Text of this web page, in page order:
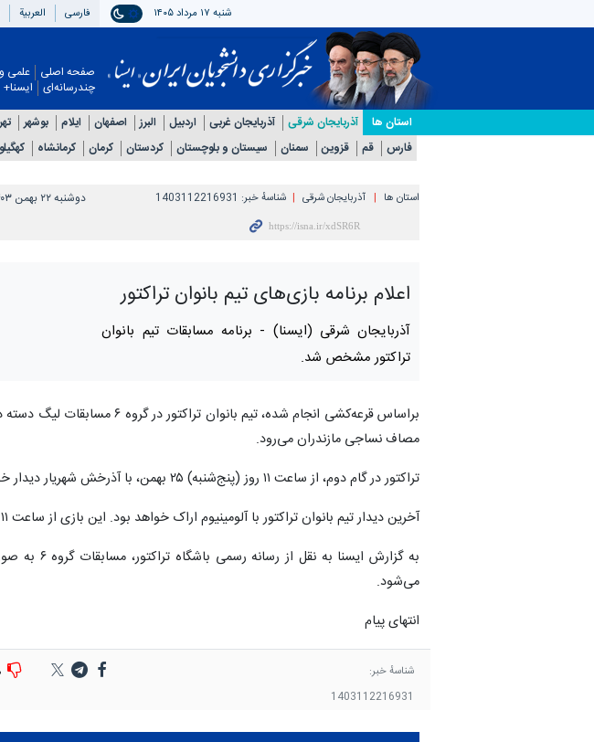
شنبه ۱۷ مرداد ۱۴۰۵ فارسی العربیة
صفحه اصلی علمی
استان ها آذربایجان شرقی آذربایجان غربی اردبیل البرز اصفهان ایلام بوشهر
فارس
قم قزوین سمنان سیستان و بلوچستان کردستان کرمان کرمانشاه
چندرسانه‌ای ایسنا+
استان ها آذربایجان شرقی شناسهٔ خبر: 1403112216931 دوشنبه ۲۲ بهمن ۱۴۰۳ | ۲۲:۲۶
اعلام برنامه بازی‌های تیم بانوان تراکتور
آذربایجان شرقی (ایسنا) - برنامه مسابقات تیم بانوان
تراکتور مشخص شد.
مصاف نساجی مازندران می‌رود.
تراکتور در گام دوم، از ساعت ۱۱ روز (پنج‌شنبه) ۲۵ بهمن، با آذرخش شهریار دیدار خواهد کرد.
آخرین دیدار تیم بانوان تراکتور با آلومینیوم اراک خواهد بود. این بازی از ساعت ۱۱ روز (شنبه) ۲۷ بهمن، برگزار می‌شود.
به گزارش
می‌شود.
انتهای پیام
شناسهٔ خبر:
1403112216931